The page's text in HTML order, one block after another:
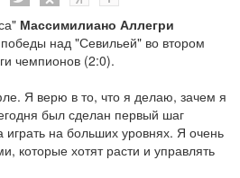
Массимилиано Аллегри
над "Севильей" во втором
чемпионов (2:0).
Я верю в то, что я делаю, зачем я
был сделан первый шаг
на больших уровнях. Я очень
которые хотят расти и управлять